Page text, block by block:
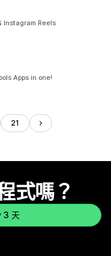
Instagram Reels
Apps in one!
21
式嗎？
3 天